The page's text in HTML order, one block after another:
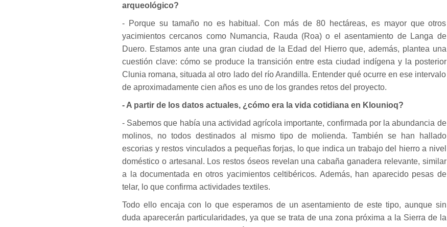
arqueológico?
- Porque su tamaño no es habitual. Con más de 80 hectáreas, es mayor que otros
yacimientos cercanos como Numancia, Rauda (Roa) o el asentamiento de Langa de
Duero. Estamos ante una gran ciudad de la Edad del Hierro que, además, plantea una
cuestión clave: cómo se produce la transición entre esta ciudad indígena y la posterior
Clunia romana, situada al otro lado del río Arandilla. Entender qué ocurre en ese intervalo
de aproximadamente cien años es uno de los grandes retos del proyecto.
- A partir de los datos actuales, ¿cómo era la vida cotidiana en Klounioq?
- Sabemos que había una actividad agrícola importante, confirmada por la abundancia de
molinos, no todos destinados al mismo tipo de molienda. También se han hallado
escorias y restos vinculados a pequeñas forjas, lo que indica un trabajo del hierro a nivel
doméstico o artesanal. Los restos óseos revelan una cabaña ganadera relevante, similar
a la documentada en otros yacimientos celtibéricos. Además, han aparecido pesas de
telar, lo que confirma actividades textiles.
Todo ello encaja con lo que esperamos de un asentamiento de este tipo, aunque sin
duda aparecerán particularidades, ya que se trata de una zona próxima a la Sierra de la